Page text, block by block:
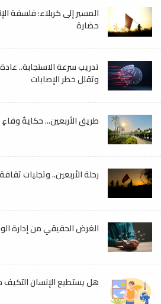
المسير إلى كربلاء: فلسفة
حضارة
تدريب سرعة الاستجابة..
وتقلل خطر الإصابات
طريق الأربعين... حكايةُ
رحلة الأربعين.. وتجليات
الغرض الحقيقي من إدارة
هل يستطيع الإنسان التكيف